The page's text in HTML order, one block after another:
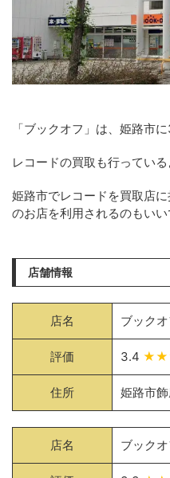
「ブックオフ」は、姫路市
レコードの買取も行っている
姫路市でレコードを買取店
のお店を利用されるのもいい
店舗情報
店名 ブック
評価 3.4
住所 姫路市
店名 ブック